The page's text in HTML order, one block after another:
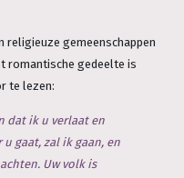
religieuze gemeenschappen
romantische gedeelte is
te lezen:
dat ik u verlaat en
u gaat, zal ik gaan, en
Uw volk is